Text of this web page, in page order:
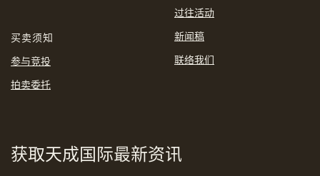
TWD
买卖须知
参与竞投
拍卖委托
过往活动
新闻稿
联络我们
获取天成国际最新资讯